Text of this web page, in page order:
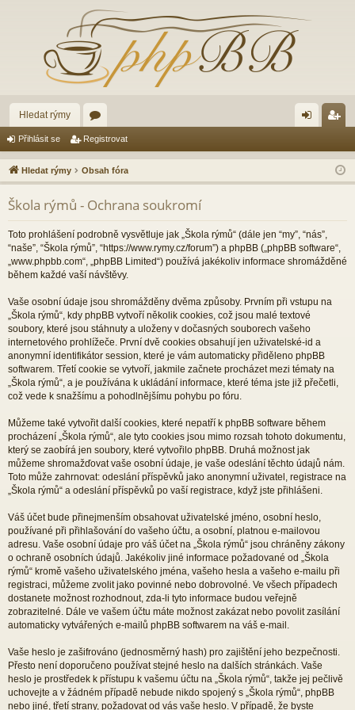
Hledat rýmy
ór
a lá
sit
ist
ro
Přihlásit se Registrovat
Hledat rýmy Obsah fóra
Škola rýmů - Ochrana soukromí
Toto prohlášení podrobně vysvětluje jak „Škola rýmů“ (dále jen “my”, “nás”,
“naše”, “Škola rýmů”, “https://www.rymy.cz/forum”) a phpBB („phpBB software“,
„www.phpbb.com“, „phpBB Limited“) používá jakékoliv informace shromážděné
během každé vaší návštěvy.
Vaše osobní údaje jsou shromážděny dvěma způsoby. Prvním při vstupu na
„Škola rýmů“, kdy phpBB vytvoří několik cookies, což jsou malé textové
soubory, které jsou stáhnuty a uloženy v dočasných souborech vašeho
internetového prohlížeče. První dvě cookies obsahují jen uživatelské-id a
anonymní identifikátor session, které je vám automaticky přiděleno phpBB
softwarem. Třetí cookie se vytvoří, jakmile začnete procházet mezi tématy na
„Škola rýmů“, a je používána k ukládání informace, které téma jste již přečetli,
což vede k snažšímu a pohodlnějšímu pohybu po fóru.
Můžeme také vytvořit další cookies, které nepatří k phpBB software během
procházení „Škola rýmů“, ale tyto cookies jsou mimo rozsah tohoto dokumentu,
který se zaobírá jen soubory, které vytvořilo phpBB. Druhá možnost jak
můžeme shromažďovat vaše osobní údaje, je vaše odeslání těchto údajů nám.
Toto může zahrnovat: odeslání příspěvků jako anonymní uživatel, registrace na
„Škola rýmů“ a odeslání příspěvků po vaší registrace, když jste přihlášeni.
Váš účet bude přinejmenším obsahovat uživatelské jméno, osobní heslo,
používané při přihlašování do vašeho účtu, a osobní, platnou e-mailovou
adresu. Vaše osobní údaje pro váš účet na „Škola rýmů“ jsou chráněny zákony
o ochraně osobních údajů. Jakékoliv jiné informace požadované od „Škola
rýmů“ kromě vašeho uživatelského jména, vašeho hesla a vašeho e-mailu při
registraci, můžeme zvolit jako povinné nebo dobrovolné. Ve všech případech
dostanete možnost rozhodnout, zda-li tyto informace budou veřejně
zobrazitelné. Dále ve vašem účtu máte možnost zakázat nebo povolit zasílání
automaticky vytvářených e-mailů phpBB softwarem na váš e-mail.
Vaše heslo je zašifrováno (jednosměrný hash) pro zajištění jeho bezpečnosti.
Přesto není doporučeno používat stejné heslo na dalších stránkách. Vaše
heslo je prostředek k přístupu k vašemu účtu na „Škola rýmů“, takže jej pečlivě
uchovejte a v žádném případě nebude nikdo spojený s „Škola rýmů“, phpBB
nebo jiné, třetí strany, požadovat od vás vaše heslo. V případě, že byste